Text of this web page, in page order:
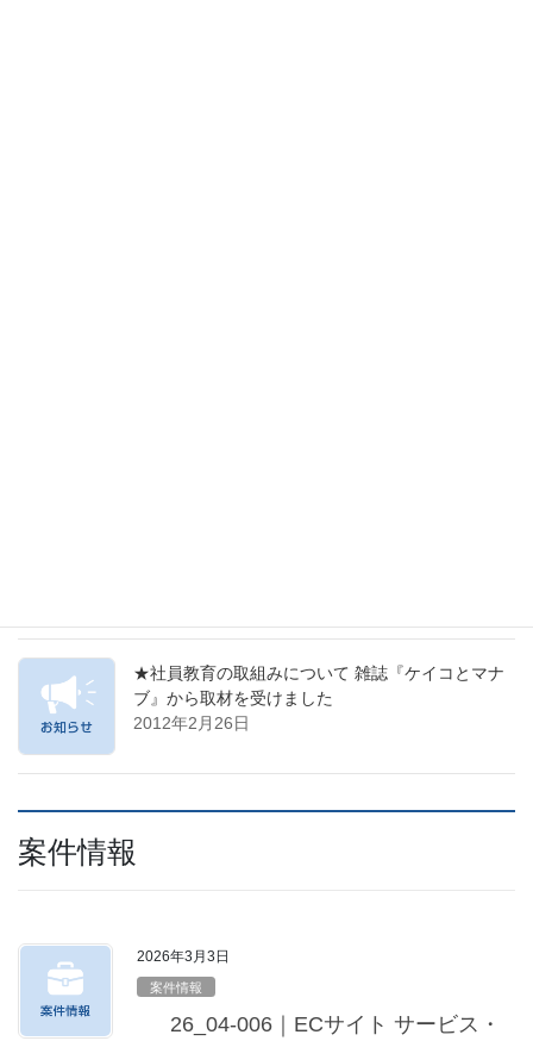
★社員教育の取組みについて 雑誌『ケイコとマナ
ブ』から取材を受けました
2012年2月26日
案件情報
2026年3月3日
案件情報
26_04-006｜ECサイト サービス・